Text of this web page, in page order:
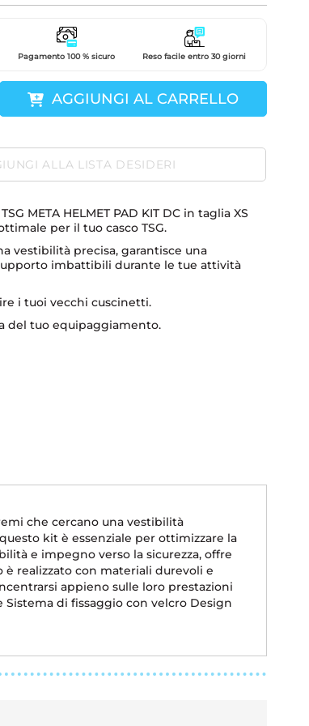
Pagamento 100 % sicuro Reso facile entro 30 giorni
AGGIUNGI AL CARRELLO
ALLA LISTA DESIDERI
META HELMET PAD KIT DC in taglia XS
per il tuo casco TSG.
vestibilità precisa, garantisce una
imbattibili durante le tue attività
i tuoi vecchi cuscinetti.
del tuo equipaggiamento.
che cercano una vestibilità
kit è essenziale per ottimizzare la
e impegno verso la sicurezza, offre
realizzato con materiali durevoli e
appieno sulle loro prestazioni
Sistema di fissaggio con velcro Design